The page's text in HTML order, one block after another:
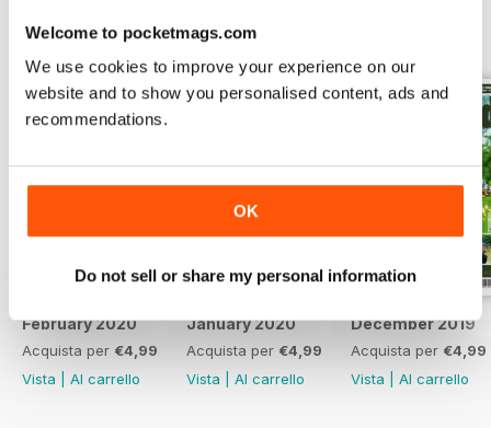
Welcome to pocketmags.com
We use cookies to improve your experience on our
website and to show you personalised content, ads and
recommendations.
OK
Do not sell or share my personal information
EDIZIONI INDIETRO
February 2020
Acquista per €4,99
Vista
Al carrello
January 2020
Acquista per €4,99
Vista
Al carrello
December 2019
Acquista per €4,99
Vista
Al carrello